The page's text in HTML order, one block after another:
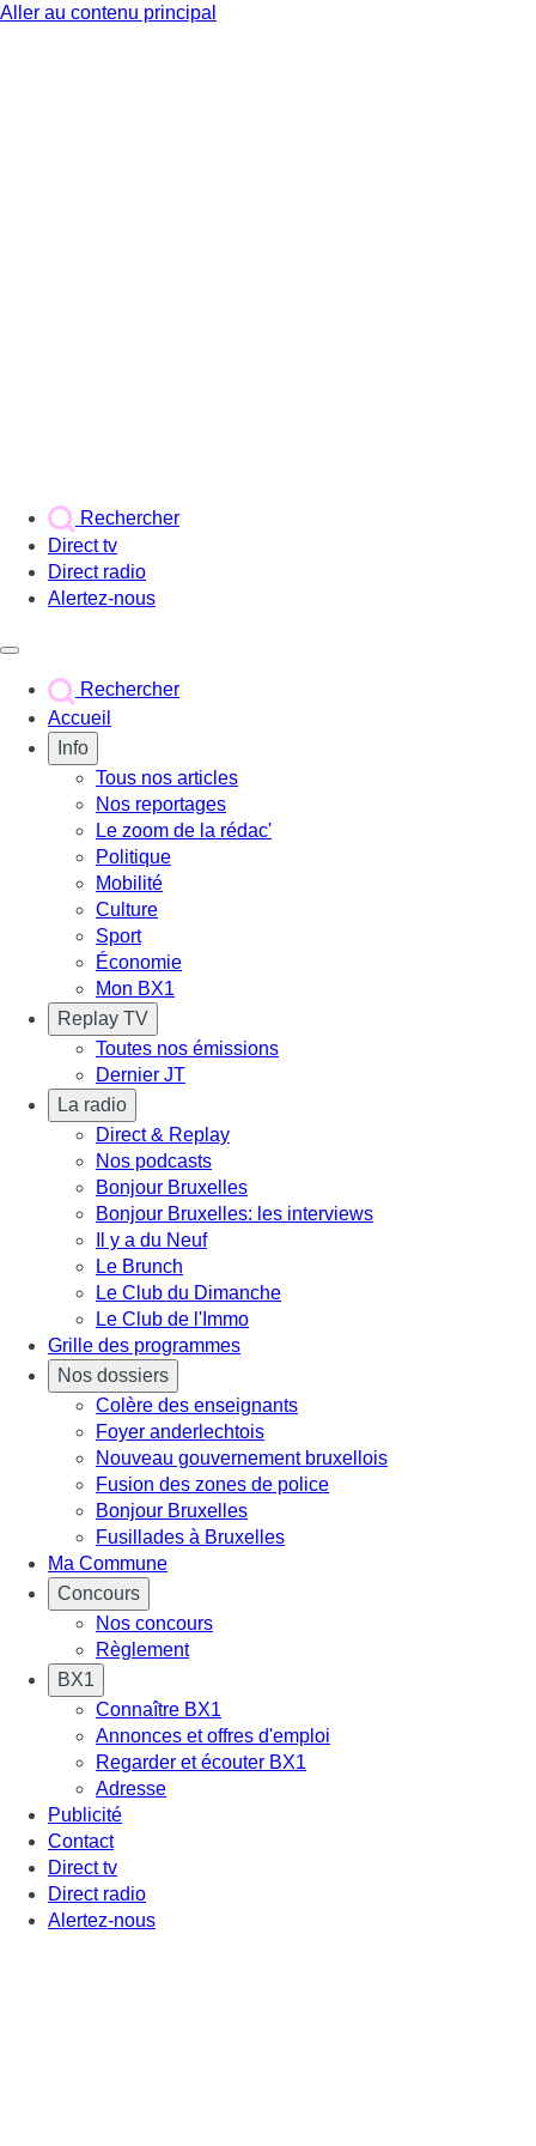
Aller au contenu principal
Rechercher
Direct tv
Direct radio
Alertez-nous
Rechercher
Accueil
Info
Tous nos articles
Nos reportages
Le zoom de la rédac'
Politique
Mobilité
Culture
Sport
Économie
Mon BX1
Replay TV
Toutes nos émissions
Dernier JT
La radio
Direct & Replay
Nos podcasts
Bonjour Bruxelles
Bonjour Bruxelles: les interviews
Il y a du Neuf
Le Brunch
Le Club du Dimanche
Le Club de l'Immo
Grille des programmes
Nos dossiers
Colère des enseignants
Foyer anderlechtois
Nouveau gouvernement bruxellois
Fusion des zones de police
Bonjour Bruxelles
Fusillades à Bruxelles
Ma Commune
Concours
Nos concours
Règlement
BX1
Connaître BX1
Annonces et offres d'emploi
Regarder et écouter BX1
Adresse
Publicité
Contact
Direct tv
Direct radio
Alertez-nous